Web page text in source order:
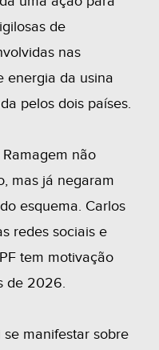
de
nas
energia da usina
pelos dois países.
não
mas já negaram
esquema. Carlos
redes sociais e
tem motivação
de 2026.
manifestar sobre